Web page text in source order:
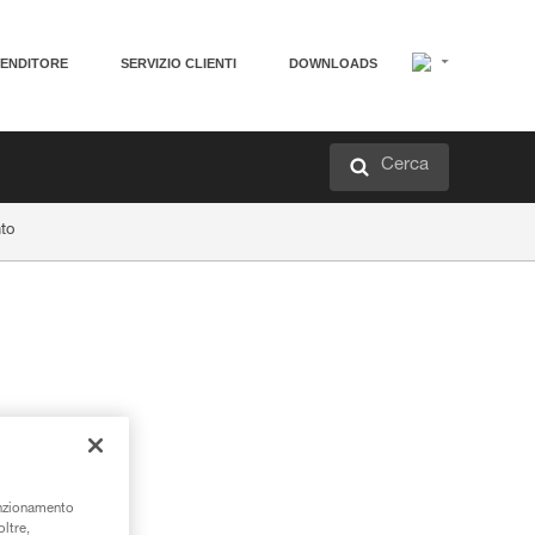
SERVIZIO CLIENTI DOWNLOADS
Cerca